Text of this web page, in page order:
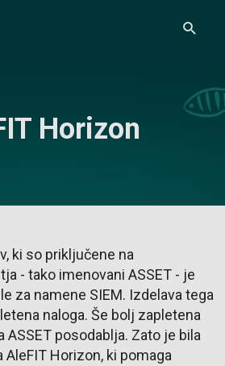
Horizon
ki so priključene na
- tako imenovani ASSET - je
za namene SIEM. Izdelava tega
naloga. Še bolj zapletena
ASSET posodablja. Zato je bila
Horizon, ki pomaga